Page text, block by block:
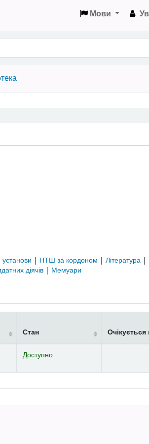
Мови
установи | НТШ за кордоном | Література |
діячів | Мемуари
Стан Очікується
Доступно